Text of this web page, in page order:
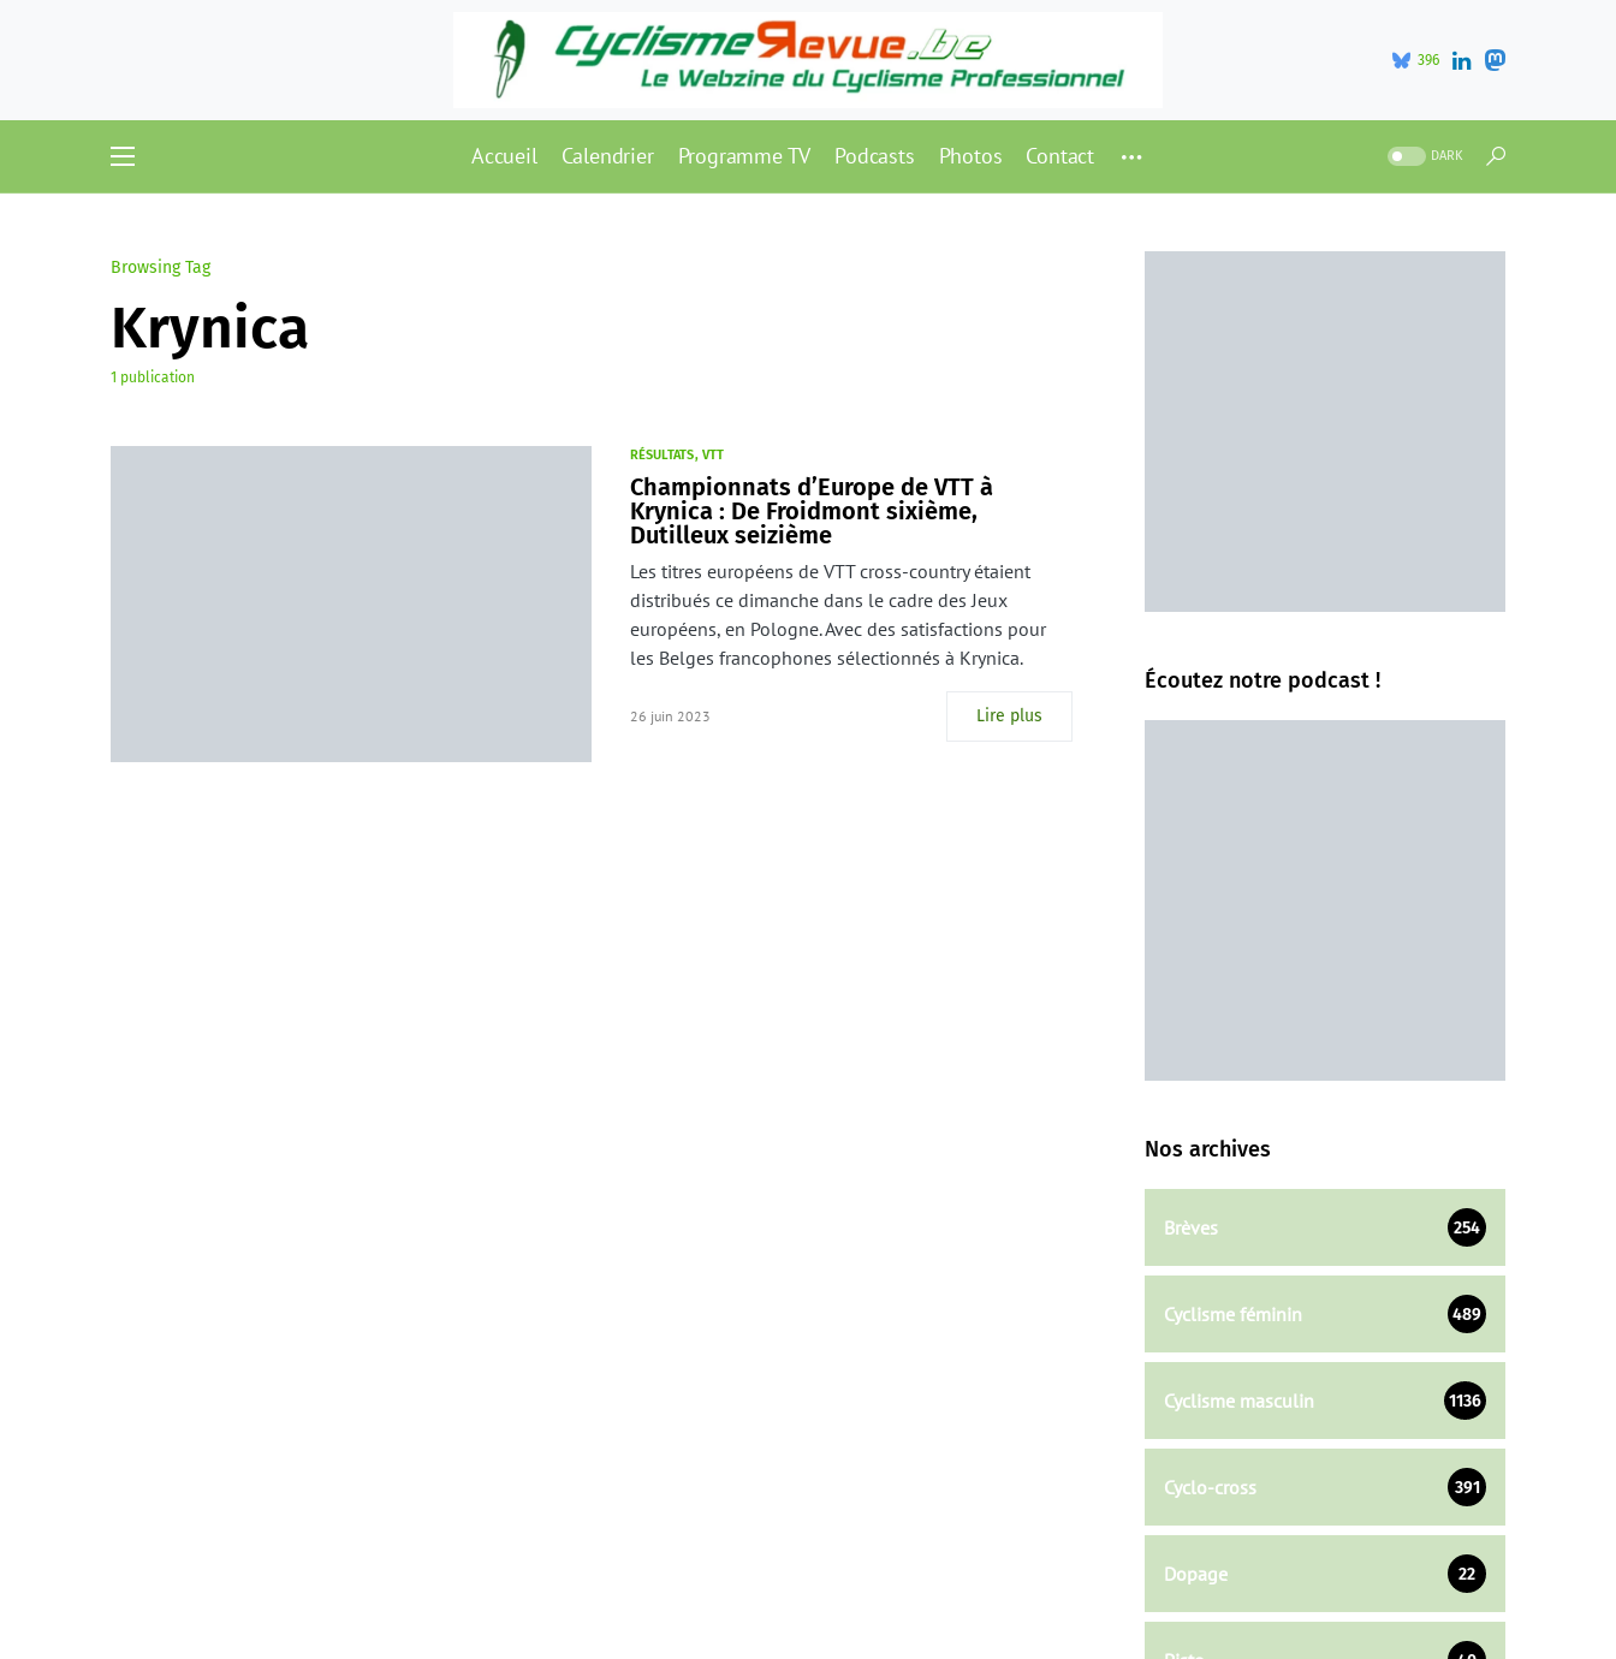
396
Accueil Calendrier Programme TV Podcasts Photos Contact DARK
Browsing Tag
Krynica
1 publication
RÉSULTATS VTT
Championnats d’Europe de VTT à
Krynica : De Froidmont sixième,
Dutilleux seizième
Les titres européens de VTT cross-country étaient
distribués ce dimanche dans le cadre des Jeux
européens, en Pologne. Avec des satisfactions pour
les Belges francophones sélectionnés à Krynica.
26 juin 2023 Lire plus
Écoutez notre podcast !
Nos archives
Brèves 254
Cyclisme féminin 489
Cyclisme masculin 1136
Cyclo-cross 391
Dopage 22